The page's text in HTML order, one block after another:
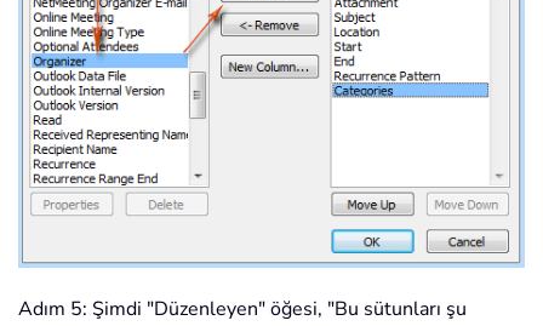
Adım 5: Şimdi "Düzenleyen" öğesi, "Bu sütunları şu